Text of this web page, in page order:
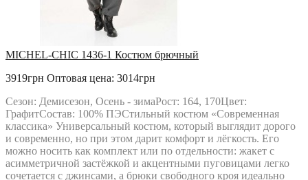
MICHEL-CHIC 1436-1 Костюм брючный
3919грн Оптовая цена: 3014грн
Сезон: Демисезон, Осень - зимаРост: 164, 170Цвет:
ГрафитСостав: 100% ПЭСтильный костюм «Современная
классика» Универсальный костюм, который выглядит дорого
и современно, но при этом дарит комфорт и лёгкость. Его
можно носить как комплект или по отдельности: жакет с
асимметричной застёжкой и акцентными пуговицами легко
сочетается с джинсами, а брюки свободного кроя идеально